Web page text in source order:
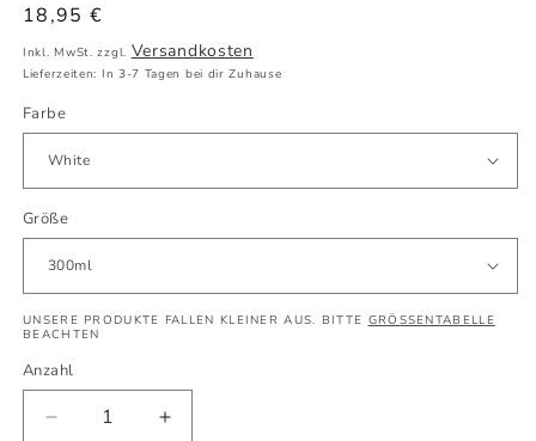
Normaler
Preis
18,95 €
Inkl. MwSt. zzgl. Versandkosten
Lieferzeiten: In 3-7 Tagen bei dir Zuhause
Farbe
Größe
UNSERE PRODUKTE FALLEN KLEINER AUS. BITTE GRÖSSENTABELLE
BEACHTEN
Anzahl
Verringere
Erhöhe